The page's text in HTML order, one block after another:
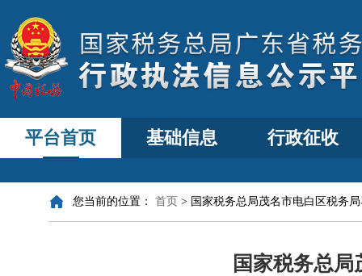
平台首页 基础信息 行政征收
您当前的位置： 首页 > 国家税务总局茂名市电白区税务
国家税务总